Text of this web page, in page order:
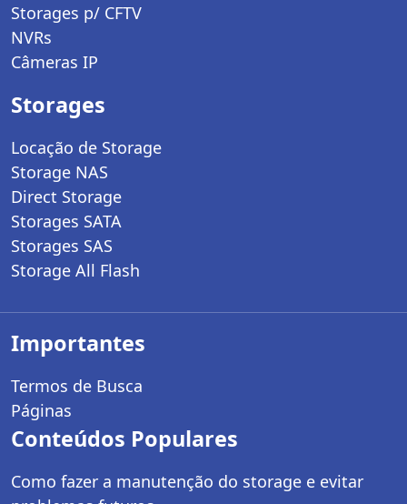
Storages p/ CFTV
NVRs
Câmeras IP
Storages
Locação de Storage
Storage NAS
Direct Storage
Storages SATA
Storages SAS
Storage All Flash
Importantes
Termos de Busca
Páginas
Conteúdos Populares
Como fazer a manutenção do storage e evitar